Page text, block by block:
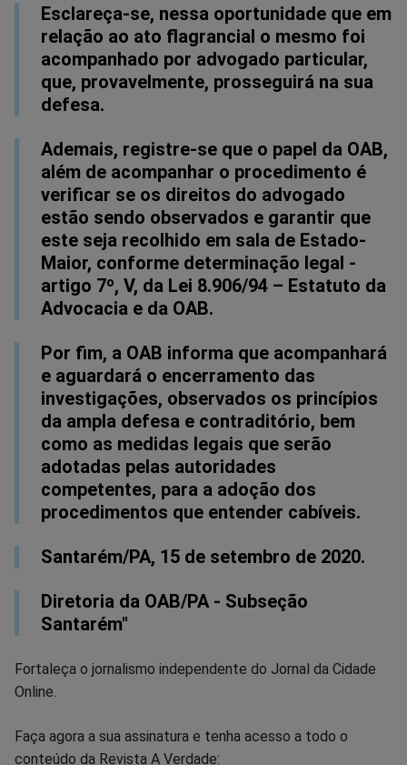
Esclareça-se, nessa oportunidade que em
relação ao ato flagrancial o mesmo foi
acompanhado por advogado particular,
que, provavelmente, prosseguirá na sua
defesa.
Ademais, registre-se que o papel da OAB,
além de acompanhar o procedimento é
verificar se os direitos do advogado
estão sendo observados e garantir que
este seja recolhido em sala de Estado-
Maior, conforme determinação legal -
artigo 7º, V, da Lei 8.906/94 – Estatuto da
Advocacia e da OAB.
Por fim, a OAB informa que acompanhará
e aguardará o encerramento das
investigações, observados os princípios
da ampla defesa e contraditório, bem
como as medidas legais que serão
adotadas pelas autoridades
competentes, para a adoção dos
procedimentos que entender cabíveis.
Santarém/PA, 15 de setembro de 2020.
Diretoria da OAB/PA - Subseção
Santarém"
Fortaleça o jornalismo independente do Jornal da Cidade
Online.
Faça agora a sua assinatura e tenha acesso a todo o
conteúdo da Revista A Verdade: